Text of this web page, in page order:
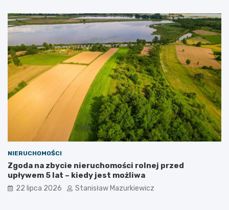
NIERUCHOMOŚCI
Zgoda na zbycie nieruchomości rolnej przed
upływem 5 lat – kiedy jest możliwa
22 lipca 2026 Stanisław Mazurkiewicz